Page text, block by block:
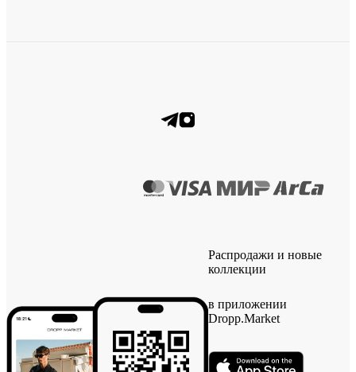
Распродажи и новые
коллекции
в приложении
Dropp.Market